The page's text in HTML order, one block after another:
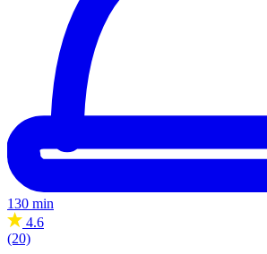
130 min
4.6
(20)